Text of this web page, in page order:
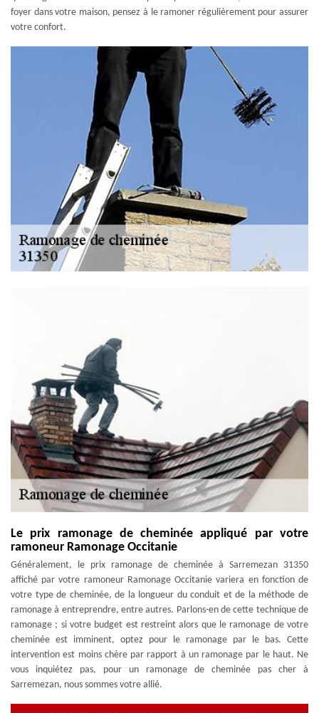
foyer dans votre maison, pensez à le ramoner régulièrement pour assurer
votre confort.
Le prix ramonage de cheminée appliqué par votre
ramoneur Ramonage Occitanie
Généralement, le prix ramonage de cheminée à Sarremezan 31350
affiché par votre ramoneur Ramonage Occitanie variera en fonction de
votre type de cheminée, de la longueur du conduit et de la méthode de
ramonage à entreprendre, entre autres. Parlons-en de cette technique de
ramonage ; si votre budget est restreint alors que le ramonage de votre
cheminée est imminent, optez pour le ramonage par le bas. Cette
intervention est moins chère par rapport à un ramonage par le haut. Ne
vous inquiétez pas, pour un ramonage de cheminée pas cher à
Sarremezan, nous sommes votre allié.